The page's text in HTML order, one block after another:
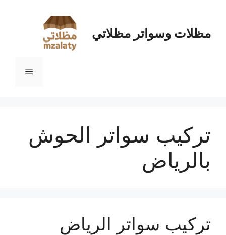
المحتوىمظلات وسواتر مظلاتي
القائمة
تركيب سواتر الحوش
بالرياض
تركيب سواتر الرياض